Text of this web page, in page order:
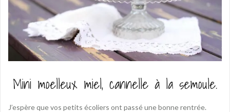
Mini moelleux miel, cannelle à la semoule.
J’espère que vos petits écoliers ont passé une bonne rentrée.